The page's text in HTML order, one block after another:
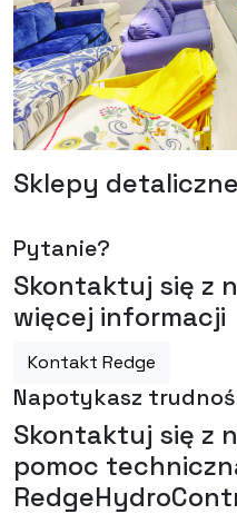
Sklepy
Pytanie?
Skontaktuj się z
więcej informacji
Kontakt Redge
Napotykasz
Skontaktuj się z
pomoc